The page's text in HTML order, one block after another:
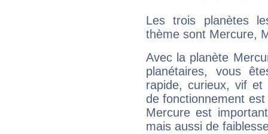
Les trois planètes
thème sont Mercure,
Avec la planète
planétaires, vous
rapide, curieux, vif et
de fonctionnement
Mercure est
mais aussi de